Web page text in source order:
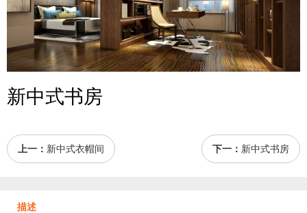
新中式书房
上一： 新中式衣帽间 下一： 新中式书房
描述